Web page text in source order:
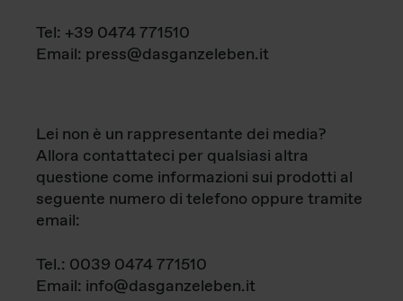
Tel: +39 0474 771510
Email: press@dasganzeleben.it
Lei non è un rappresentante dei media?
Allora contattateci per qualsiasi altra
questione come informazioni sui prodotti al
seguente numero di telefono oppure tramite
email:
Tel.: 0039 0474 771510
Email: info@dasganzeleben.it